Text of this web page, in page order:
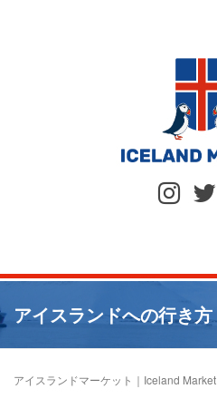
アイスランドへの行き方
アイスランドマーケット｜Iceland Market